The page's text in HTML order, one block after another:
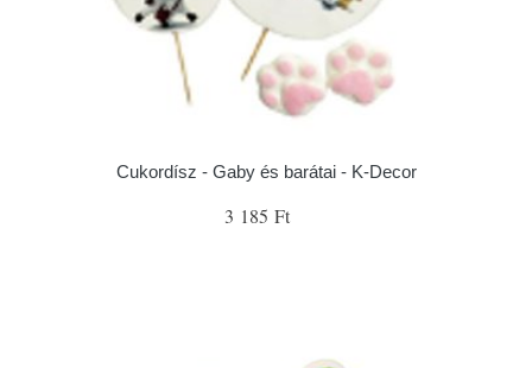
Cukordísz - Gaby és barátai - K-Decor
3 185 Ft